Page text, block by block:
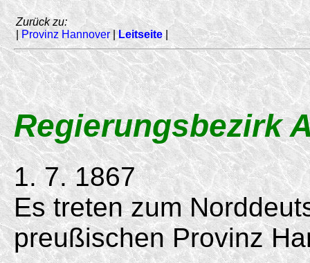
Zurück zu:
| Provinz Hannover|Leitseite|
Regierungsbezirk
1. 7. 1867
Es treten zum
preußischen Provinz